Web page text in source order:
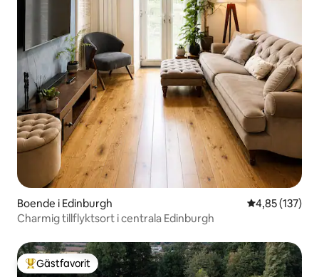
Boende i Edinburgh 4,85 av 5 i
4,85 (137)
Charmig tillflyktsort i centrala Edinburgh
Populär gästfavorit
Gästfavorit